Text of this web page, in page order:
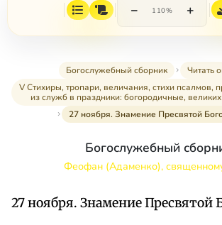
− 110% +
Богослужебный сборник
Читать
V Стихиры, тропари, величания, стихи псалмов,
из служб в праздники: богородичные,
27 ноября. Знамение Пресвятой
Богослужебный
Феофан (Адаменко),
27 ноября. Знамение Пресвятой